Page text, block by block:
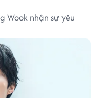
Wook nhận sự yêu